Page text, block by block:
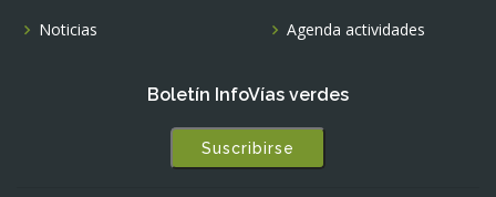
Noticias
Agenda actividades
Boletín InfoVías verdes
Suscribirse